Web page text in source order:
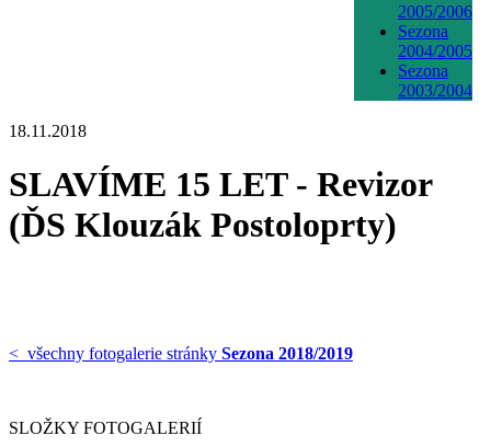
2005/2006
Sezona
2004/2005
Sezona
2003/2004
18.11.2018
SLAVÍME 15 LET - Revizor
(ĎS Klouzák Postoloprty)
< všechny fotogalerie stránky Sezona 2018/2019
SLOŽKY FOTOGALERIÍ